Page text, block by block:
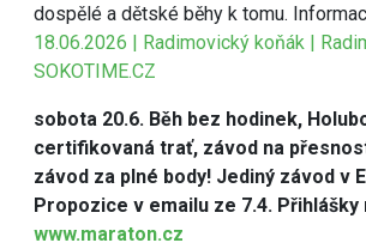
dospělé a dětské běhy k tomu.
18.06.2026 | Radimovický koňák |
SOKOTIME.CZ
sobota 20.6. Běh bez hodinek,
certifikovaná trať, závod na
závod za plné body! Jediný závod v
Propozice v emailu ze 7.4. Přihlášky
www.maraton.cz